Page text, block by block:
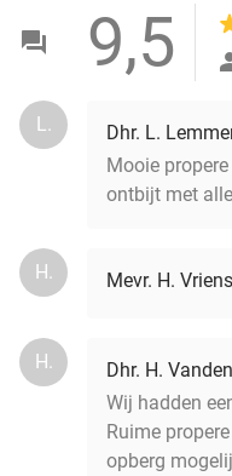
9,5
L.
Dhr. L.
Mooie
ontbijt met
H. Mevr. H. Vriens
H.
Dhr. H.
Wij hadden
Ruime
opberg